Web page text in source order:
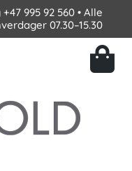
+47 995 92 560 • Alle
07.30–15.30